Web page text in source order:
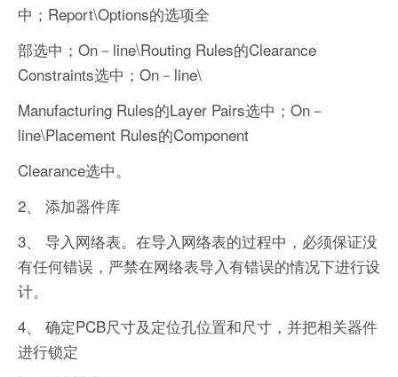
中；Report\Options的选项全
部选中；On－line\Routing Rules的Clearance
Constraints选中；On－line\
Manufacturing Rules的Layer Pairs选中；On－
line\Placement Rules的Component
Clearance选中。
2、 添加器件库
3、 导入网络表。在导入网络表的过程中，必须保证没
有任何错误，严禁在网络表导入有错误的情况下进行设
计。
4、 确定PCB尺寸及定位孔位置和尺寸，并把相关器件
进行锁定